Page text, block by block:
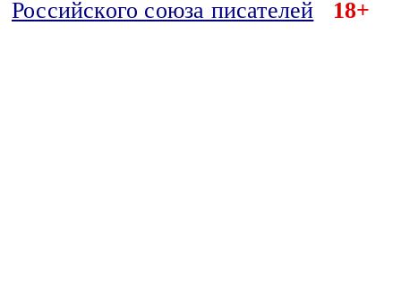
Российского союза писателей 18+